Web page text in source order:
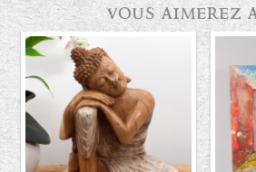
vous aimerez